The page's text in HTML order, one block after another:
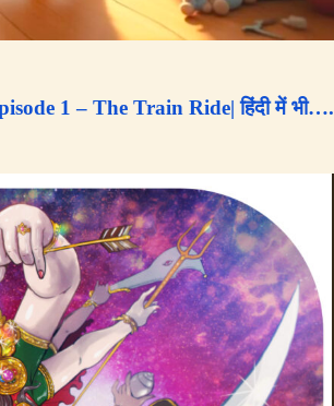
1 – The Train Ride| हिंदी में भी….